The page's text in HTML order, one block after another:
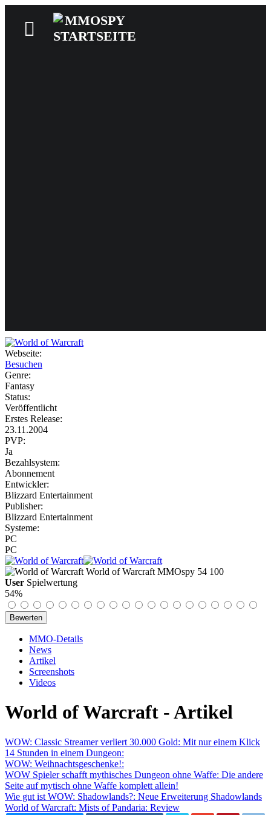
Webseite:
Besuchen
Genre:
Fantasy
Status:
Veröffentlicht
Erstes Release:
23.11.2004
PVP:
Ja
Bezahlsystem:
Abonnement
Entwickler:
Blizzard Entertainment
Publisher:
Blizzard Entertainment
Systeme:
PC
PC
World of Warcraft MMOspy 54 100
User Spielwertung
54%
MMO-Details
News
Artikel
Screenshots
Videos
World of Warcraft - Artikel
WOW: Classic Streamer verliert 30.000 Gold: Mit nur einem Klick
14 Stunden in einem Dungeon:
WOW: Weihnachtsgeschenke!:
WOW Spieler schafft mythisches Dungeon ohne Waffe: Die andere
Seite auf mytisch ohne Waffe komplett allein!
Wie gut ist WOW: Shadowlands?: Neue Erweiterung Shadowlands
World of Warcraft: Mists of Pandaria: Review